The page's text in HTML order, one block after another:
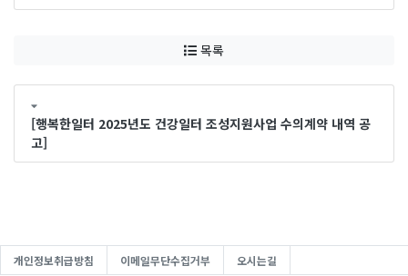
목록
[행복한일터 2025년도 건강일터 조성지원사업 수의계약 내역 공
고]
개인정보취급방침 이메일무단수집거부 오시는길